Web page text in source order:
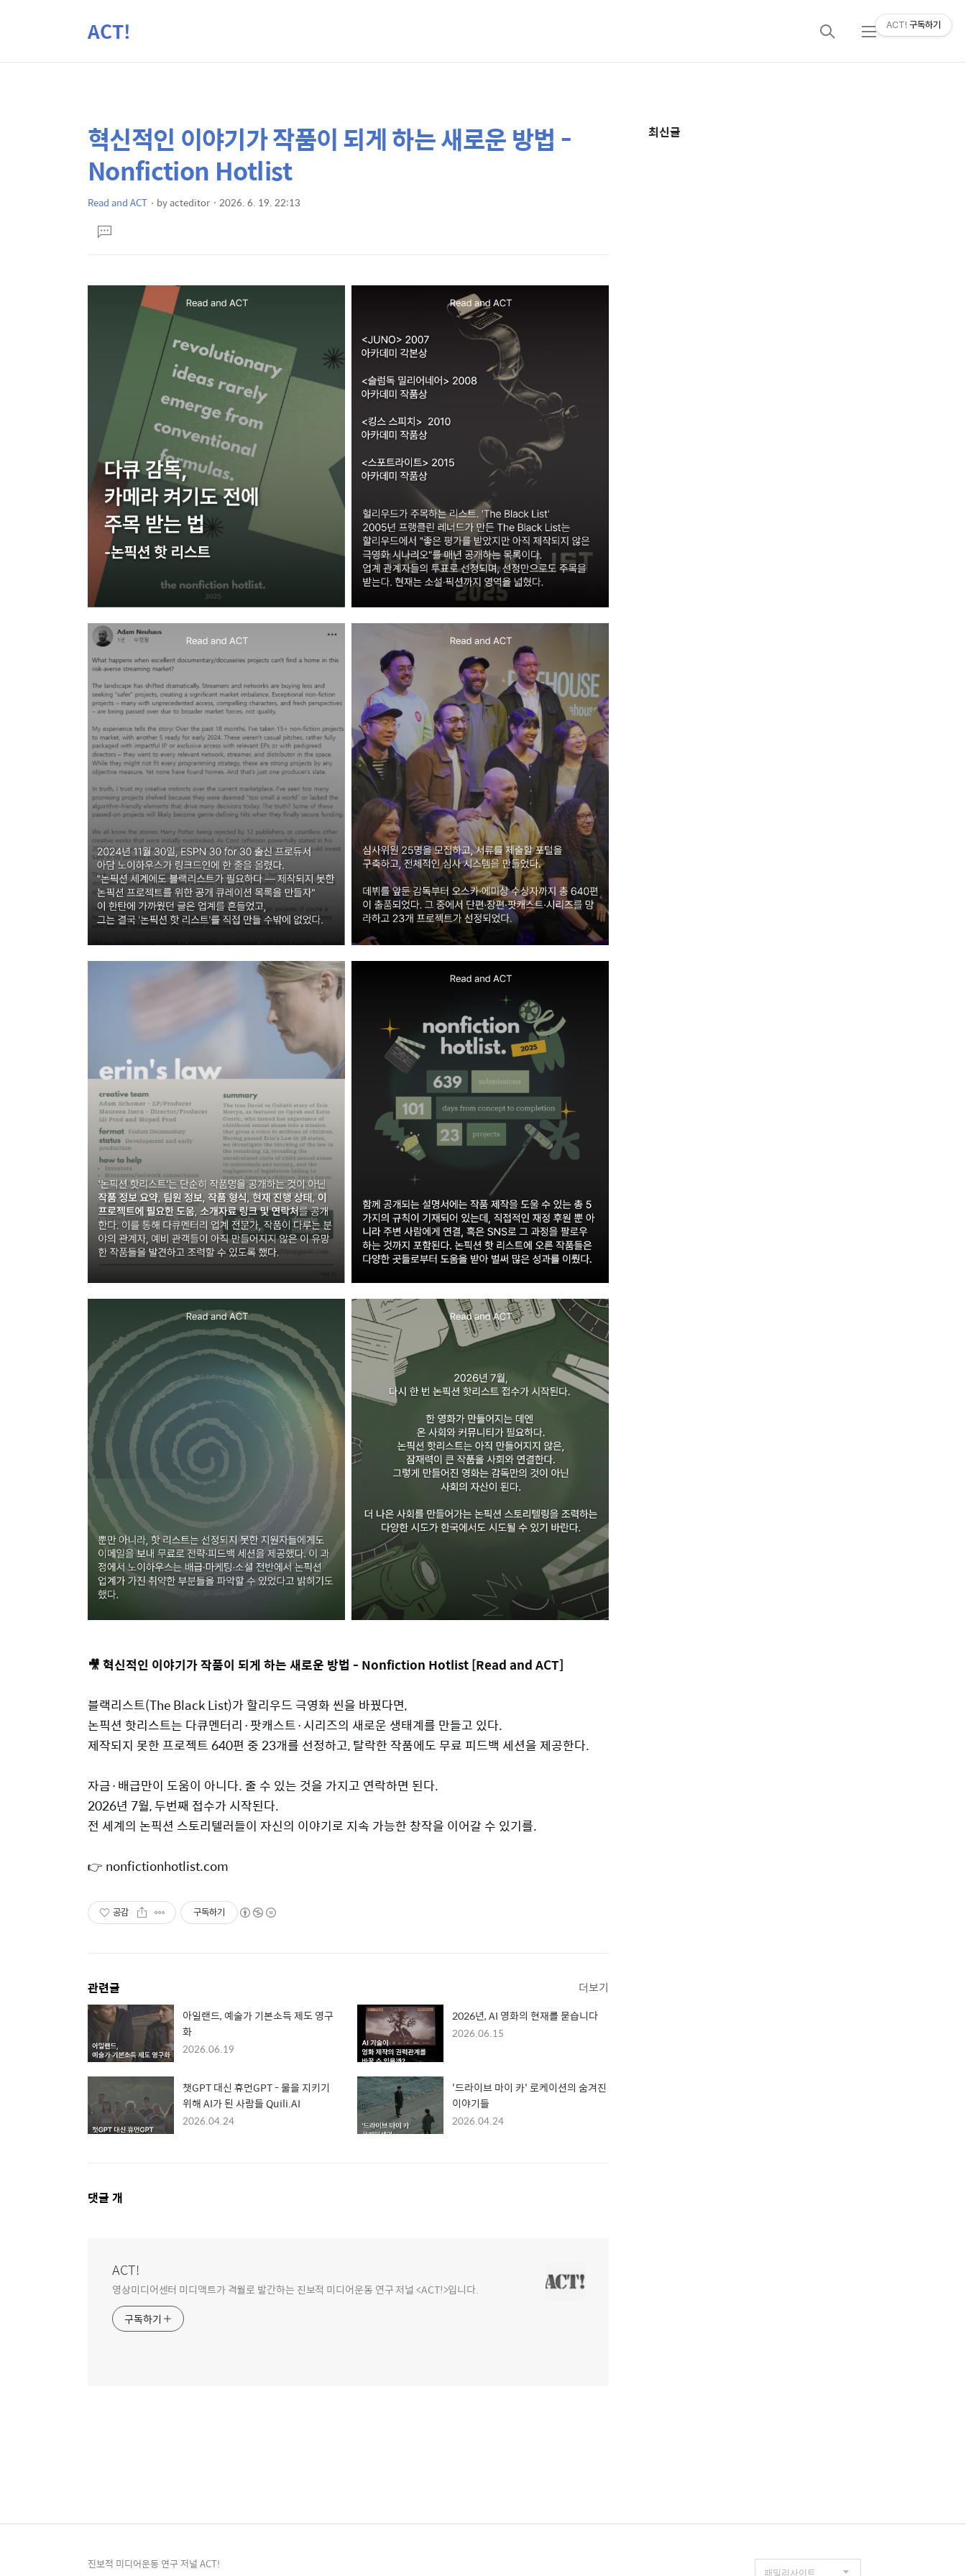
ACT!
검
메
상
컨
텐
본
문
제
혁신적인 이야기가 작품이 되게 하는 새로운 방법 -
Nonfiction Hotlist
Read and ACT byacteditor 2026. 6. 19. 22:13
문댓
글
🎥 혁신적인 이야기가 작품이 되게 하는 새로운 방법 - Nonfiction Hotlist [Read and ACT]
블랙리스트(The Black List)가 할리우드 극영화 씬을 바꿨다면,
논픽션 핫리스트는 다큐멘터리·팟캐스트·시리즈의 새로운 생태계를 만들고 있다.
제작되지 못한 프로젝트 640편 중 23개를 선정하고, 탈락한 작품에도 무료 피드백 세션을 제공한다.
자금·배급만이 도움이 아니다. 줄 수 있는 것을 가지고 연락하면 된다.
2026년 7월, 두번째 접수가 시작된다.
전 세계의 논픽션 스토리텔러들이 자신의 이야기로 지속 가능한 창작을 이어갈 수 있기를.
👉 nonfictionhotlist.com
공감 구독하기
관련글 더보기
아일랜드, 예술가 기본소득 제도 영구
화
2026.06.19
2026년, AI 영화의 현재를 묻습니다
2026.06.15
챗GPT 대신 휴먼GPT - 물을 지키기
위해 AI가 된 사람들 Quili.AI
2026.04.24
'드라이브 마이 카' 로케이션의 숨겨진
이야기들
2026.04.24
댓
댓글 개
ACT!
영상미디어센터 미디액트가 격월로 발간하는 진보적 미디어운동 연구 저널 <ACT!>입니다.
구독하기
추
최신글
진보적 미디어운동 연구 저널 ACT!
ACT! 구독하기